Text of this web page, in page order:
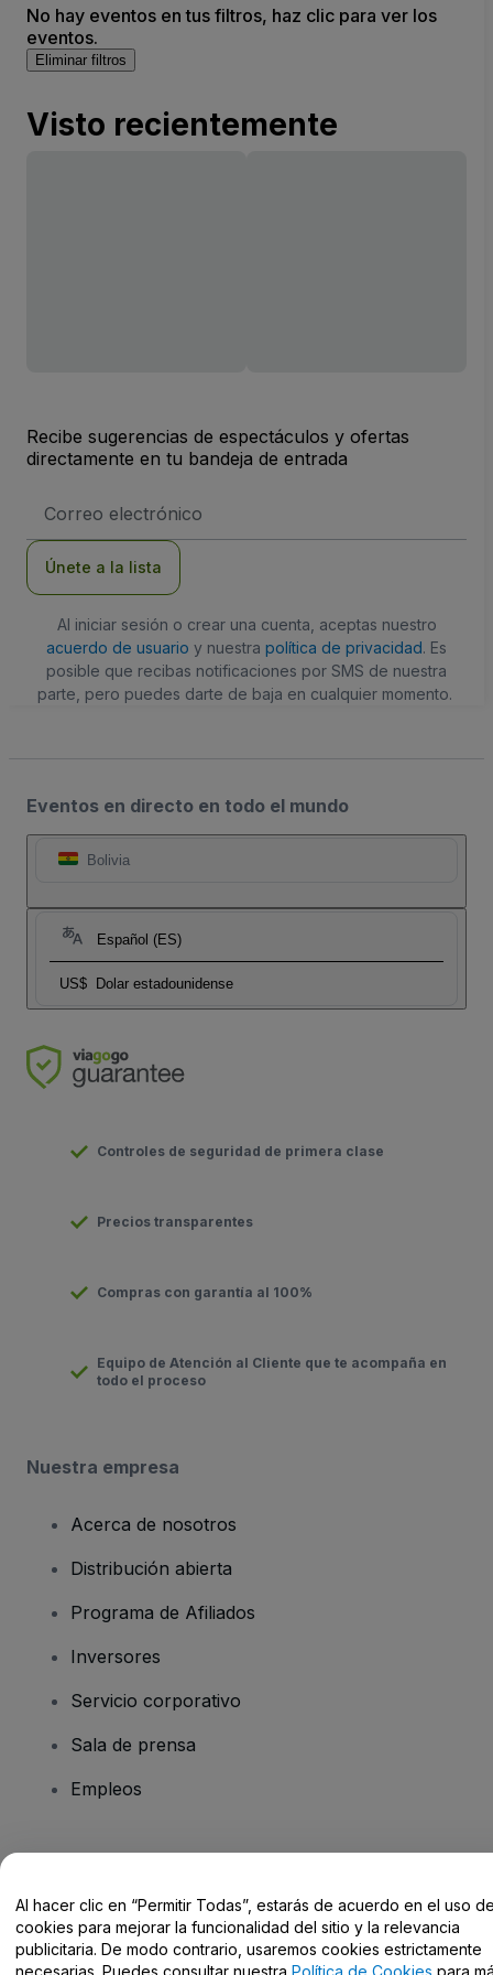
No hay eventos en tus filtros, haz clic para ver los
eventos.
Eliminar filtros
Visto recientemente
Recibe sugerencias de espectáculos y ofertas
directamente en tu bandeja de entrada
de
Únete a la lista
Al iniciar sesión o crear una cuenta, aceptas nuestro
acuerdo de usuario y nuestra política de privacidad. Es
posible que recibas notificaciones por SMS de nuestra
parte, pero puedes darte de baja en cualquier momento.
Eventos en directo en todo el mundo
Bolivia
Español (ES)
US$ Dolar estadounidense
Controles de seguridad de primera clase
Precios transparentes
Compras con garantía al 100%
Equipo de Atención al Cliente que te acompaña en
todo el proceso
Nuestra empresa
Acerca de nosotros
Distribución abierta
Programa de Afiliados
Inversores
Servicio corporativo
Sala de prensa
Empleos
Centro de Ayuda / Contacto
Al hacer clic en “Permitir Todas”, estarás de acuerdo en el uso
cookies para mejorar la funcionalidad del sitio y la relevancia
publicitaria. De modo contrario, usaremos cookies estrictamente
necesarias. Puedes consultar nuestra Política de Cookies para